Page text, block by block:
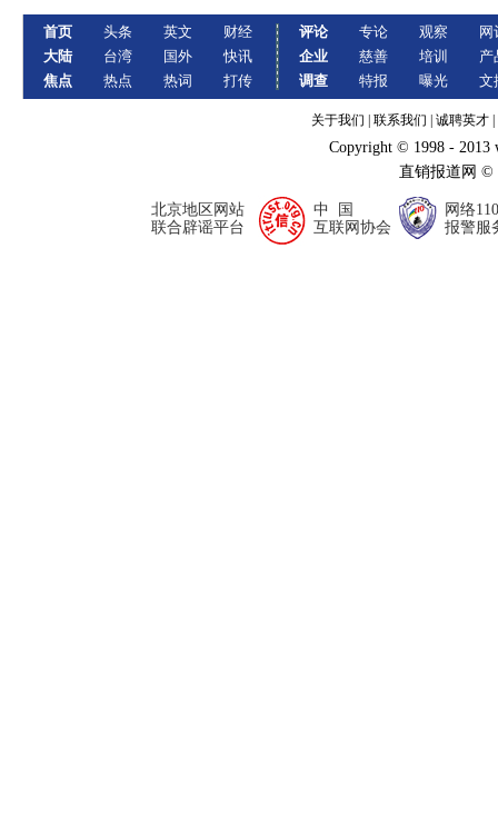
首页
大陆
焦点
头条
台湾
热点
英文
国外
热词
财经
快讯
打传
评论
企业
调查
专论
慈善
特报
观察
培训
曝光
网
产
文
关于我们 联系我们 诚聘英才
Copyright © 1998 - 2013
直销报道网
北京地区网站
联合辟谣平台
中 国
互联网协会
网络110
报警服